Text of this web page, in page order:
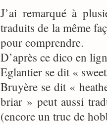
J’ai remarqué à
traduits de la même
pour comprendre.
D’après ce dico en
Eglantier se dit «
Bruyère se dit «
briar » peut aussi
(encore un truc de